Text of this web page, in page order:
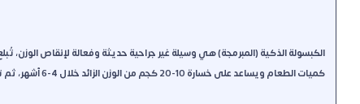
الكبسولة الذكية (المبرمجة) هي وسيلة غير جراحية حديثة وفعالة لإنقاص الوزن،
كميات الطعام ويساعد على خسارة 10-20 كجم من الوزن الزائد خلال 4-6 أشهر، ثم تتحلل وتخرج طبيعياً من الجسم.